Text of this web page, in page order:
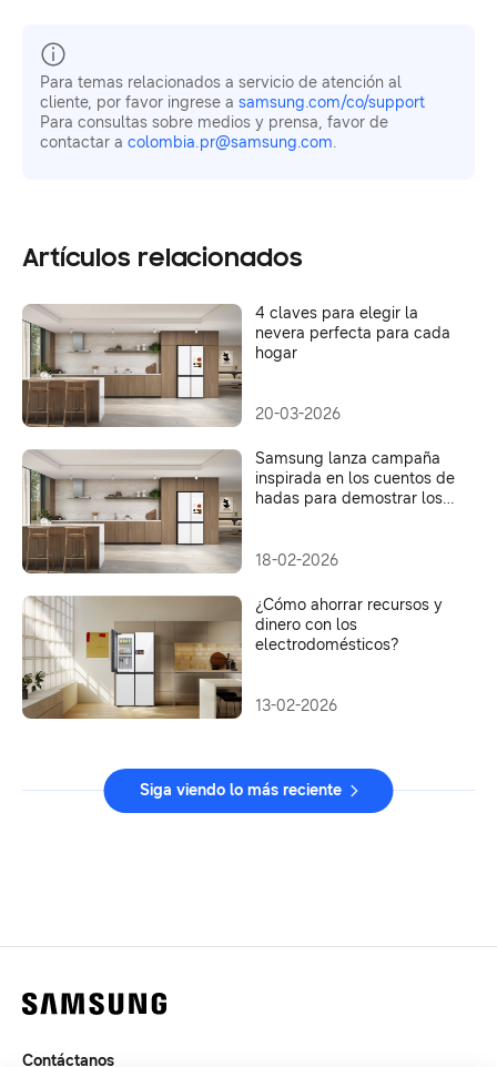
Para temas relacionados a servicio de atención al
cliente, por favor ingrese a samsung.com/co/support
Para consultas sobre medios y prensa, favor de
contactar a colombia.pr@samsung.com.
Artículos relacionados
4 claves para elegir la
nevera perfecta para cada
hogar
20-03-2026
Samsung lanza campaña
inspirada en los cuentos de
hadas para demostrar los
18-02-2026
¿Cómo ahorrar recursos y
dinero con los
electrodomésticos?
13-02-2026
Siga viendo lo más reciente
Contáctanos